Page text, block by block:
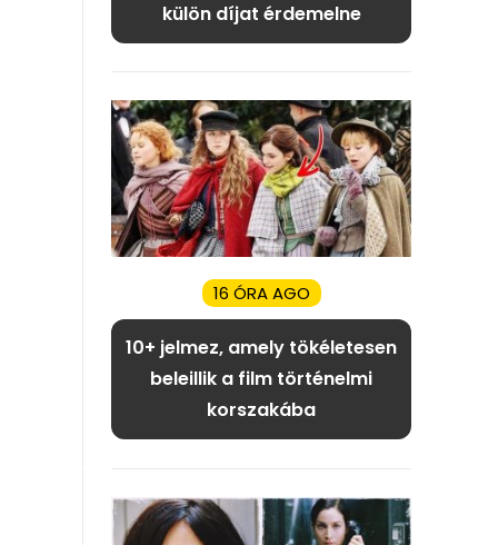
külön díjat érdemelne
16 ÓRA AGO
10+ jelmez, amely tökéletesen
beleillik a film történelmi
korszakába